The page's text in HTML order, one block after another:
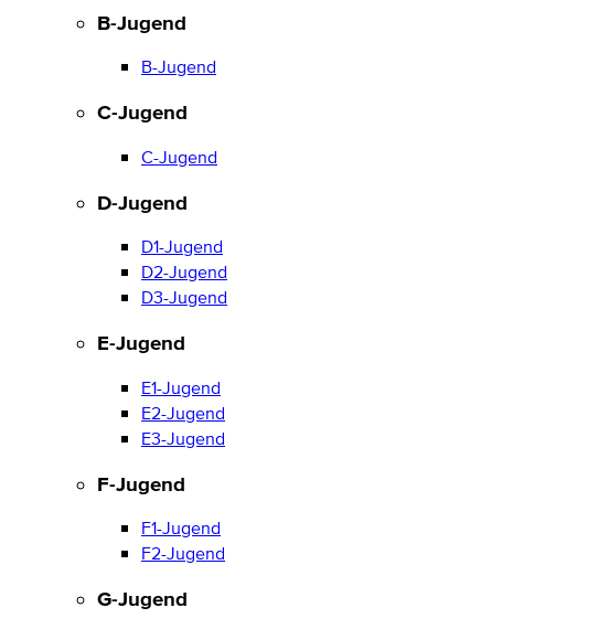
B-Jugend
B-Jugend
C-Jugend
C-Jugend
D-Jugend
D1-Jugend
D2-Jugend
D3-Jugend
E-Jugend
E1-Jugend
E2-Jugend
E3-Jugend
F-Jugend
F1-Jugend
F2-Jugend
G-Jugend